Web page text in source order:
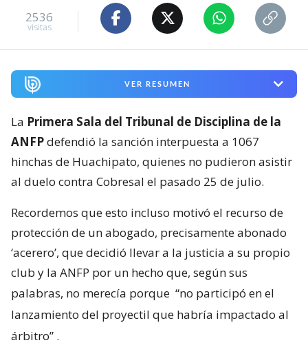
2536
visitas
VER RESUMEN
La Primera Sala del Tribunal de Disciplina de la
ANFPdefendió la sanción interpuesta a 1067
hinchas de Huachipato, quienes no pudieron asistir
al duelo contra Cobresal el pasado 25 de julio.
Recordemos que esto incluso motivó el recurso de
protección de un abogado, precisamente abonado
‘acerero’, que decidió llevar a la justicia a su propio
club y la ANFP por un hecho que, según sus
palabras, no merecía porque “no participó en el
lanzamiento del proyectil que habría impactado al
árbitro” .